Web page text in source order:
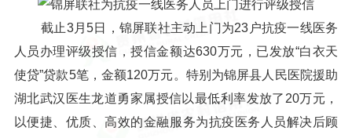
截止3月5日，锦屏联社主动上门为23户抗疫一线医务
人员办理评级授信，授信金额达630万元，已发放“白衣天
使贷”贷款5笔，金额120万元。特别为锦屏县人民医院援助
湖北武汉医生龙道勇家属授信以最低利率发放了20万元，
以便捷、优质、高效的金融服务为抗疫医务人员解决后顾